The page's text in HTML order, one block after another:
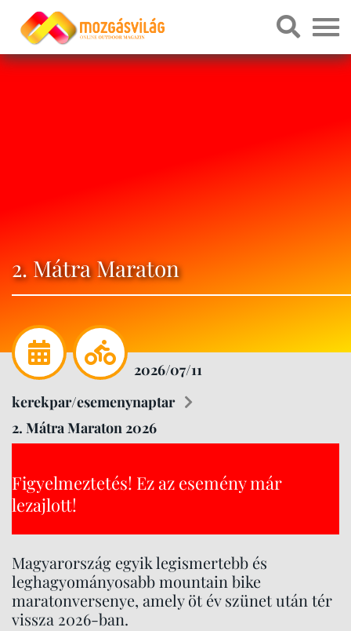
2. Mátra Maraton
2026/07/11
kerekpar/esemenynaptar
2. Mátra Maraton 2026
Figyelmeztetés! Ez az esemény már
lezajlott!
Magyarország egyik legismertebb és
leghagyományosabb mountain bike
maratonversenye, amely öt év szünet után tér
vissza 2026-ban.